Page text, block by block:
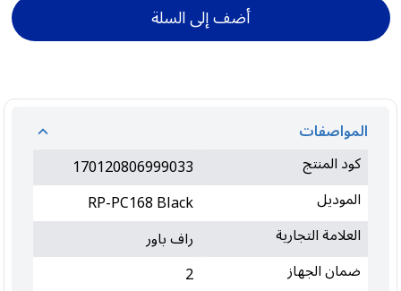
أضف إلى السلة
المواصفات
كود المنتج
170120806999033
الموديل
RP-PC168 Black
العلامة التجارية
راف باور
ضمان الجهاز
2